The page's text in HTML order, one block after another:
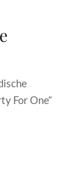
For One“